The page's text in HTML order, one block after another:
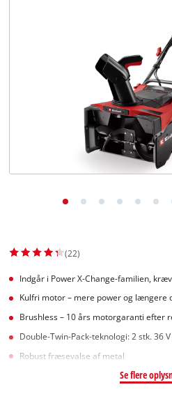
(22)
Indgår i Power X-Change-familien,
Kulfri motor – mere power og længere
Brushless – 10 års motorgaranti efter
Double-Twin-Pack-teknologi: 2 stk. 36
Robust fræsevalse af metal
Se flere